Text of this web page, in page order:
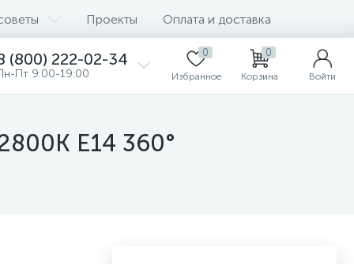
Проекты Оплата и доставка
(800) 222-02-34
Пт 9:00-19:00
0
Избранное
0
Корзина Войти
E14 360°